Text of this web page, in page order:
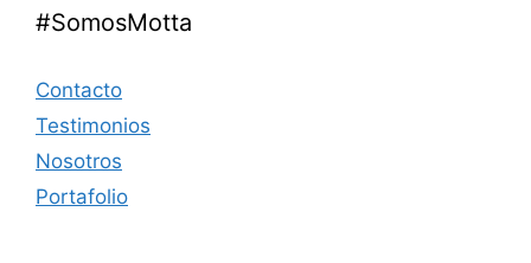
#SomosMotta
Contacto
Testimonios
Nosotros
Portafolio